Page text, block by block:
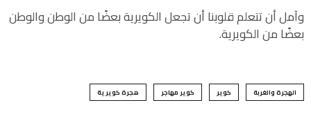
وآمل أن تتعلم قلوبنا أن تجعل الكويرية بعضًا من الوطن والوطن
بعضًا من الكويرية.
الهجرة والغربة كوير كوير مهاجر هجرة كويرية